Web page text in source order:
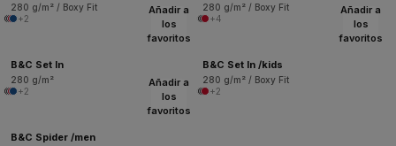
280 g/m² / Boxy Fit
+2
280 g/m² / Boxy Fit
+4
Añadir a
los
favoritos
B&C Set In
280 g/m²
+2
Añadir a
los
favoritos
B&C Set In /kids
280 g/m² / Boxy Fit
+2
Añadir a
los
favoritos
B&C Spider /men